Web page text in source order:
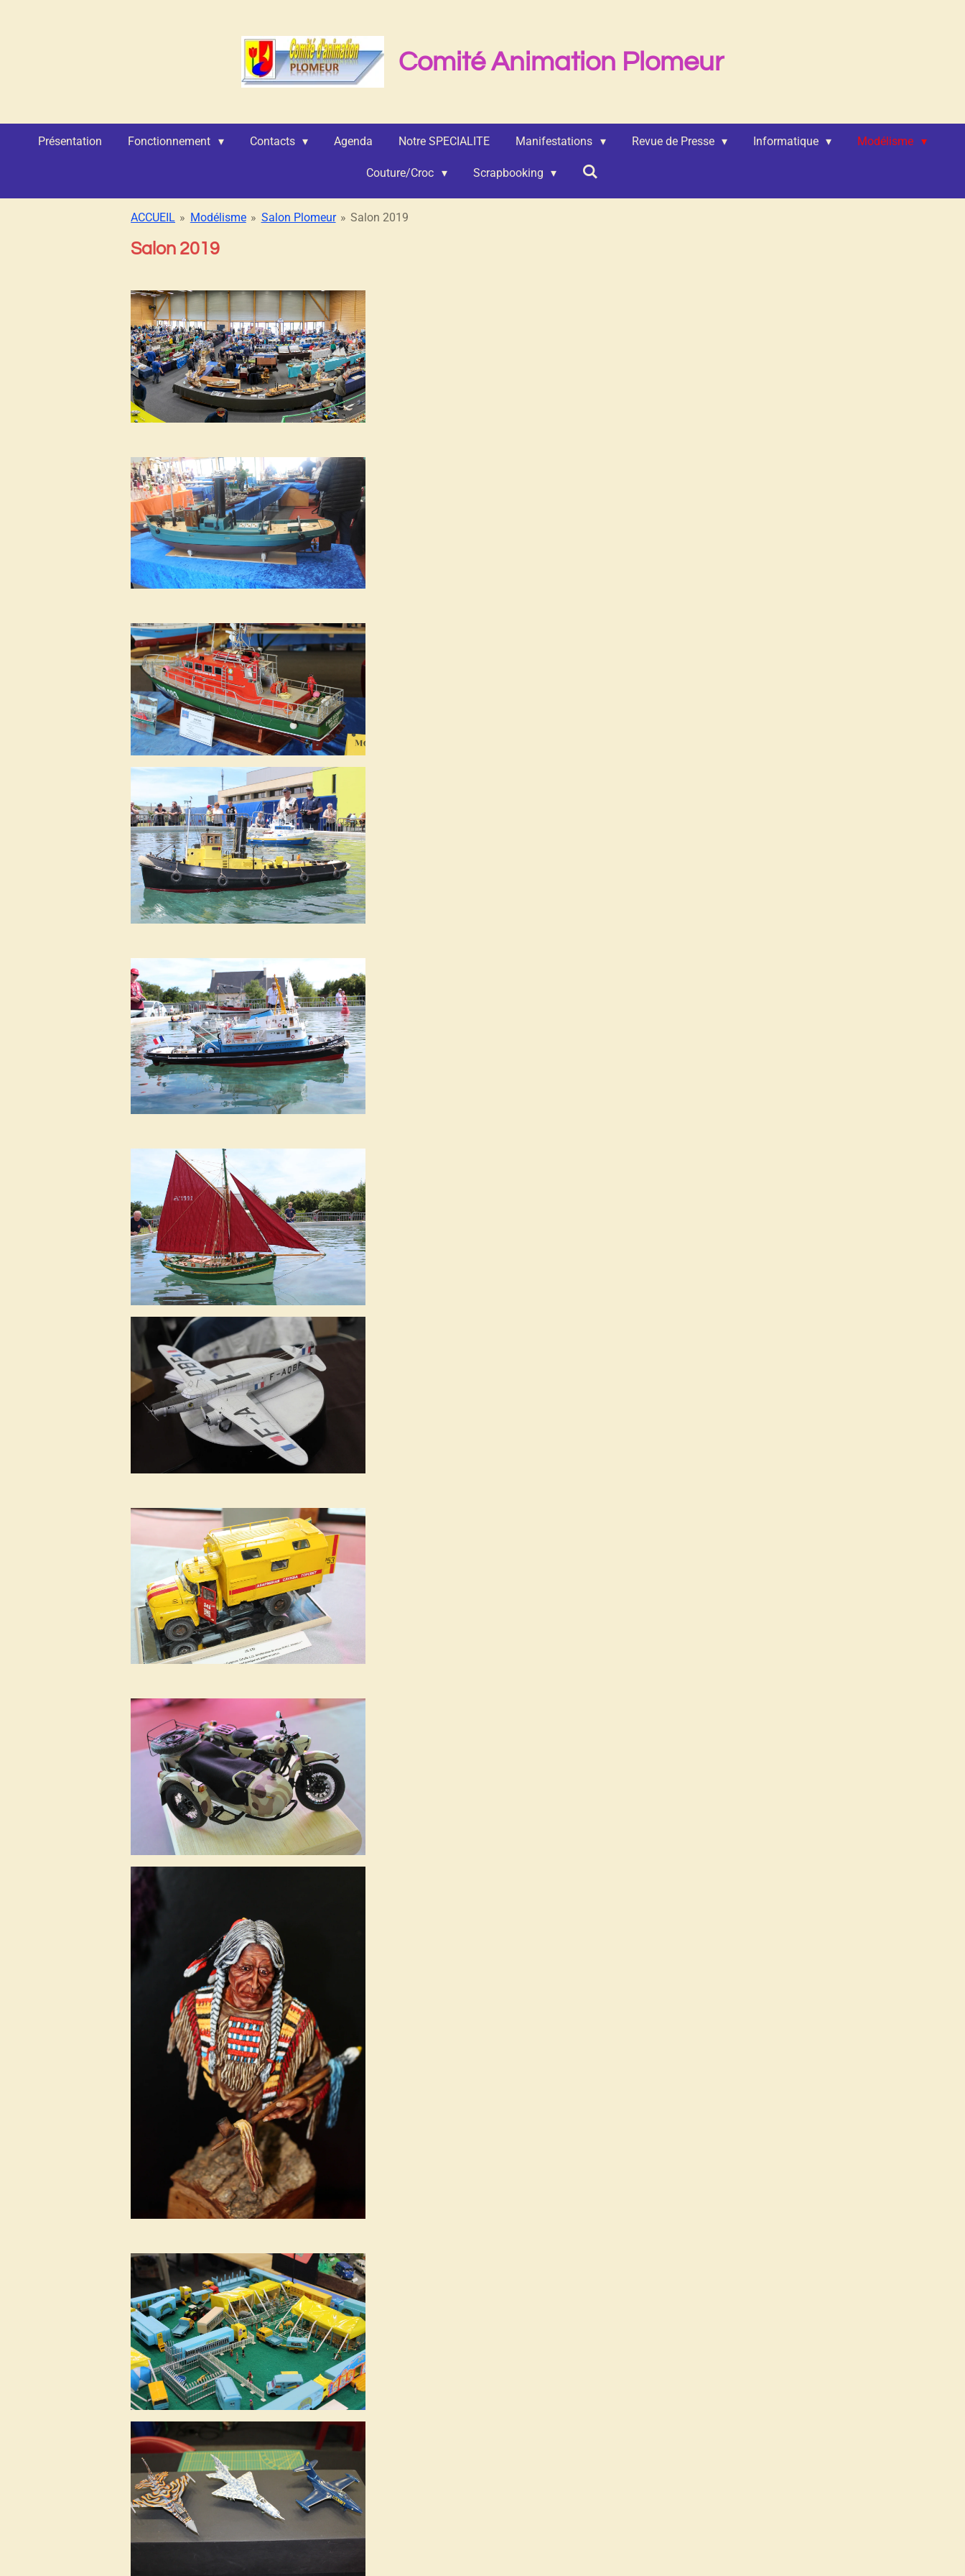
Comité Animation Plomeur
Présentation Fonctionnement Contacts Agenda Notre SPECIALITE Manifestations Revue de Presse Informatique Modélisme
Couture/Croc Scrapbooking
ACCUEIL » Modélisme » Salon Plomeur » Salon 2019
Salon 2019